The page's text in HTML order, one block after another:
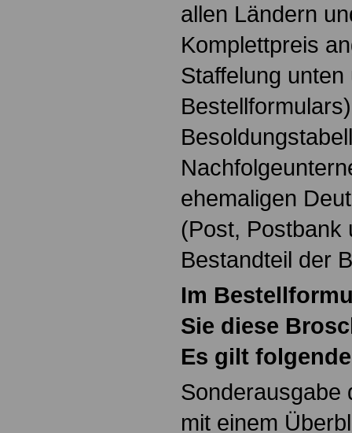
allen Ländern
Komplettpreis
Staffelung
ehemaligen
(Post, Postbank
Bestandteil der
Im
Sie diese
Es gilt
Sonderausgabe
mit einem